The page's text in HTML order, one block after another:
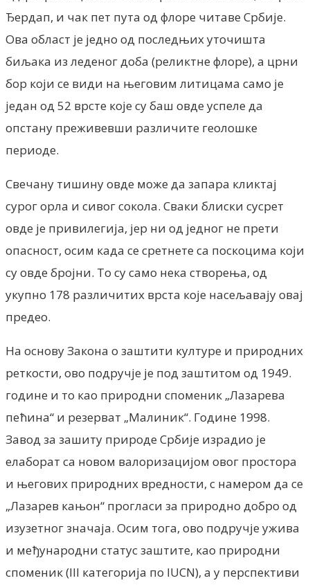
Ђердап, и чак пет пута од флоре читаве Србије.
Ова област је једно од последњих уточишта
биљака из леденог доба (реликтне флоре), а црни
бор који се види на његовим литицама само је
један од 52 врсте које су баш овде успеле да
опстану преживевши различите геолошке
периоде.
Свечану тишину овде може да запара кликтај
сурог орла и сивог сокола. Сваки блиски сусрет
овде је привилегија, јер ни од једног не прети
опасност, осим када се сретнете са поскоцима који
су овде бројни. То су само нека створења, од
укупно 178 различитих врста које насељавају овај
предео.
На основу Закона о заштити културе и природних
реткости, ово подручје је под заштитом од 1949.
године и то као природни споменик „Лазарева
пећина“ и резерват „Малиник“. Године 1998.
Завод за зашиту природе Србије израдио је
елаборат са новом валоризацијом овог простора
и његових природних вредности, с намером да се
„Лазарев кањон“ прогласи за природно добро од
изузетног значаја. Осим тога, ово подручје ужива
и међународни статус заштите, као природни
споменик (III категорија по IUCN), а у перспективи